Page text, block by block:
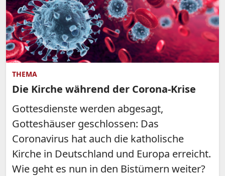
THEMA
Die Kirche während der Corona-Krise
Gottesdienste werden abgesagt,
Gotteshäuser geschlossen: Das
Coronavirus hat auch die katholische
Kirche in Deutschland und Europa erreicht.
Wie geht es nun in den Bistümern weiter?